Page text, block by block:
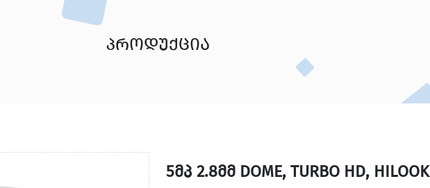
პროდუქცია
5ᲛᲞ 2.8ᲛᲛ DOME, TURBO HD, HILOOK